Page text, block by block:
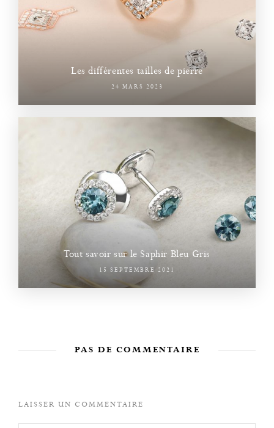
Les différentes tailles de pierre
24 MARS 2023
Tout savoir sur le Saphir Bleu Gris
15 SEPTEMBRE 2021
PAS DE COMMENTAIRE
LAISSER UN COMMENTAIRE